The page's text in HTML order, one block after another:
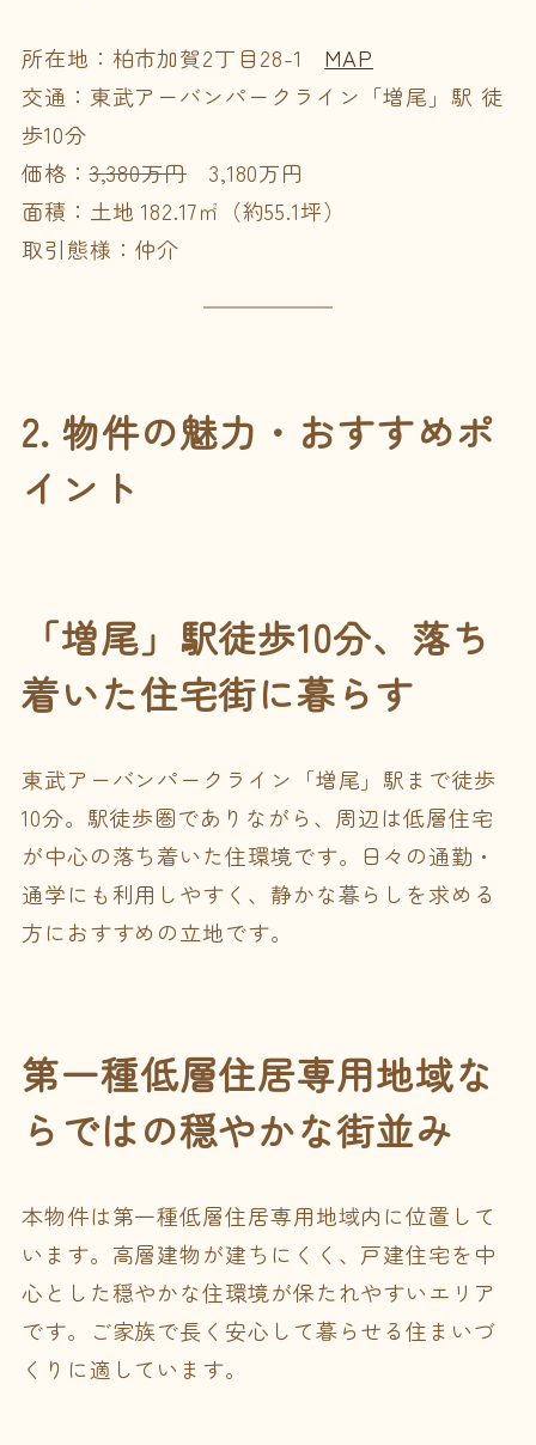
所在地：柏市加賀2丁目28-1 MAP
交通：東武アーバンパークライン「増尾」駅 徒
歩10分
価格：3,380万円3,180万円
面積：土地 182.17㎡（約55.1坪）
取引態様：仲介
2. 物件の魅力・おすすめポ
イント
「増尾」駅徒歩10分、落ち
着いた住宅街に暮らす
東武アーバンパークライン「増尾」駅まで徒歩
10分。駅徒歩圏でありながら、周辺は低層住宅
が中心の落ち着いた住環境です。日々の通勤・
通学にも利用しやすく、静かな暮らしを求める
方におすすめの立地です。
第一種低層住居専用地域な
らではの穏やかな街並み
本物件は第一種低層住居専用地域内に位置して
います。高層建物が建ちにくく、戸建住宅を中
心とした穏やかな住環境が保たれやすいエリア
です。ご家族で長く安心して暮らせる住まいづ
くりに適しています。